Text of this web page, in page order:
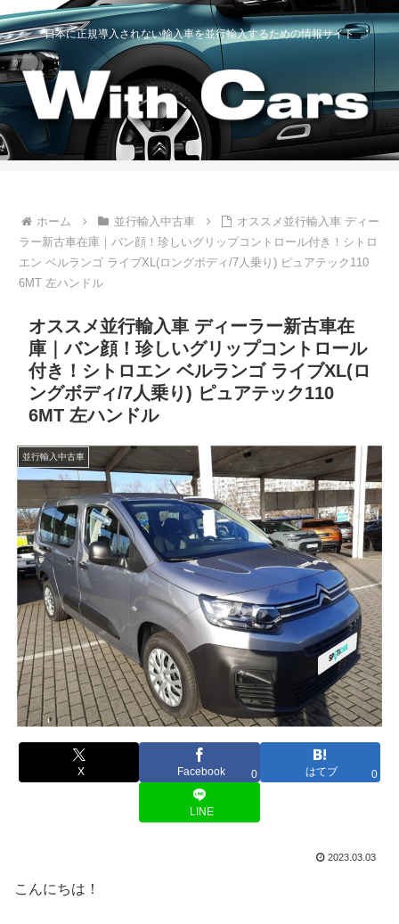
日本に正規導入されない輸入車を並行輸入するための情報サイト
ホーム 並行輸入中古車
オススメ並行輸入車 ディー
ラー新古車在庫｜バン顔！珍しいグリップコントロール付き！シトロ
エン ベルランゴ ライブXL(ロングボディ/7人乗り) ピュアテック110
6MT 左ハンドル
オススメ並行輸入車 ディーラー新古車在
庫｜バン顔！珍しいグリップコントロール
付き！シトロエン ベルランゴ ライブXL(ロ
ングボディ/7人乗り) ピュアテック110
6MT 左ハンドル
並行輸入中古車
X Facebook 0 はてブ 0
LINE
2023.03.03
こんにちは！